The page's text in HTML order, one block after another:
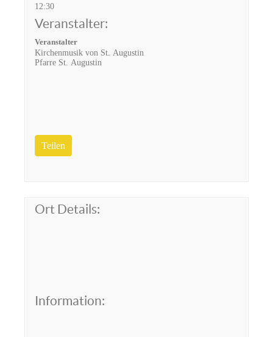
12:30
Veranstalter:
Veranstalter
Kirchenmusik von St. Augustin
Pfarre St. Augustin
Teilen
Ort Details:
Information: